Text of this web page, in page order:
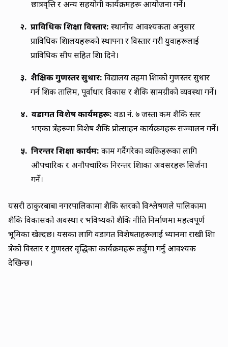
छात्रवृत्ति र अन्य सहयोगी कार्यक्रमहरू आयोजना गर्ने।
२. प्राविधिक शिक्षा विस्तार: स्थानीय आवश्यकता अनुसार
प्राविधिक शिक्षालयहरूको स्थापना र विस्तार गरी युवाहरूलाई
प्राविधिक सीप सहित शिक्षा दिने।
३. शैक्षिक गुणस्तर सुधार: विद्यालय तहमा शिक्षाको गुणस्तर सुधार
गर्न शिक्षक तालिम, पूर्वाधार विकास र शैक्षिक सामग्रीको व्यवस्था गर्ने।
४. वडागत विशेष कार्यक्रमहरू: वडा नं. ७जस्ता कम शैक्षिक स्तर
भएका क्षेत्रहरूमा विशेष शैक्षिक प्रोत्साहन कार्यक्रमहरू सञ्चालन गर्ने।
५. निरन्तर शिक्षा कार्यक्रम: काम गर्दैगरेका व्यक्तिहरूका लागि
औपचारिक र अनौपचारिक निरन्तर शिक्षाका अवसरहरू सिर्जना
गर्ने।
यसरी ठाकुरबाबा नगरपालिकामा शैक्षिक स्तरको विश्लेषणले पालिकामा
शैक्षिक विकासको अवस्था र भविष्यको शैक्षिक नीति निर्माणमा महत्वपूर्ण
भूमिका खेल्दछ। यसका लागि वडागत विशेषताहरूलाई ध्यानमा राखी शिक्षा
क्षेत्रको विस्तार र गुणस्तर वृद्धिका कार्यक्रमहरू तर्जुमा गर्नु आवश्यक
देखिन्छ।